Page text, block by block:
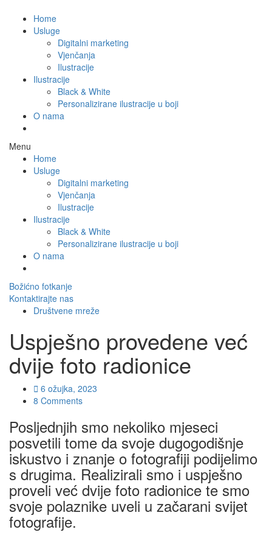
Home
Usluge
Digitalni marketing
Vjenčanja
Ilustracije
Ilustracije
Black & White
Personalizirane ilustracije u boji
O nama
Menu
Home
Usluge
Digitalni marketing
Vjenčanja
Ilustracije
Ilustracije
Black & White
Personalizirane ilustracije u boji
O nama
Božićno fotkanje
Kontaktirajte nas
Društvene mreže
Uspješno provedene već
dvije foto radionice
6 ožujka, 2023
8 Comments
Posljednjih smo nekoliko mjeseci
posvetili tome da svoje dugogodišnje
iskustvo i znanje o fotografiji podijelimo
s drugima. Realizirali smo i uspješno
proveli već dvije foto radionice te smo
svoje polaznike uveli u začarani svijet
fotografije.